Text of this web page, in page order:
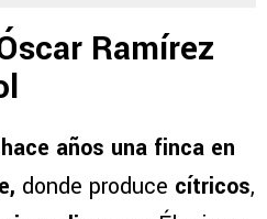
Ramírez
años una finca en
donde produce cítricos,